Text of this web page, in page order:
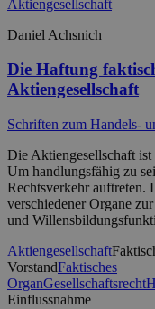
Daniel Achsnich
Die Haftung
Aktiengesellschaft
Schriften zum Handels-
Die Aktiengesellschaft ist
Um handlungsfähig zu
Rechtsverkehr auftreten.
verschiedener Organe
und
Aktiengesellschaft
VorstandFaktisches
OrganGesellschaftsrecht
Einflussnahme